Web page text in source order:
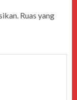
Ruas yang